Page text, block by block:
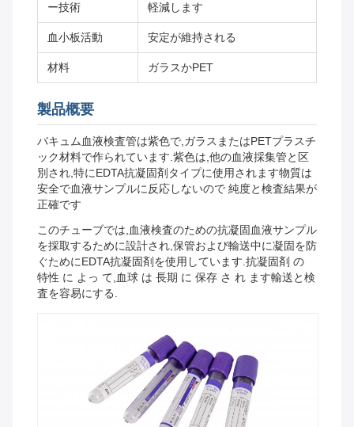
ー技術
軽減します
血小板活動 安定が維持される
材料 ガラスかPET
製品概要
バキュム血液検査管は紫色で,ガラスまたはPETプラスチ
ック材料で作られています.紫色は,他の血液採集管と区
別され,特にEDTA抗凝固剤タイプに使用されます物質は
安全で血液サンプルに反応しないので 純度と検査結果が
正確です
このチューブでは,血液検査のための抗凝固血液サンプル
を採取するために設計され,保管および輸送中に凝固を防
ぐためにEDTA抗凝固剤を使用しています.抗凝固剤 の
特性 に よっ て,血球 は 長期 に 保存 さ れ ます輸送と検
査を容易にする.